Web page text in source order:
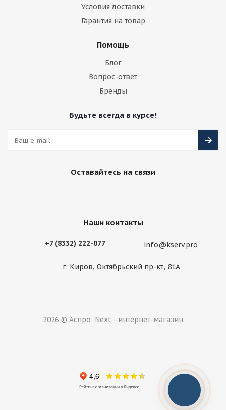
Условия доставки
Гарантия на товар
Помощь
Блог
Вопрос-ответ
Бренды
Будьте всегда в курсе!
Оставайтесь на связи
Наши контакты
+7 (8332) 222-077 info@kserv.pro
г. Киров, Октябрьский пр-кт, 81А
2026 © Аспро: Next - интернет-магазин